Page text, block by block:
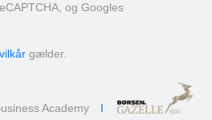
og Googles
gælder.
Academy I